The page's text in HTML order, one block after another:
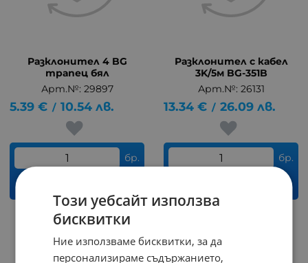
Разклонител 4 BG
трапец бял
Арт.№: 29897
5.39 € / 10.54 лв.
бр.
Разклонител с кабел
3K/5м BG-351B
Арт.№: 26131
13.34 € / 26.09 лв.
бр.
Този уебсайт използва
бисквитки
Ние използваме бисквитки, за да
персонализираме съдържанието,